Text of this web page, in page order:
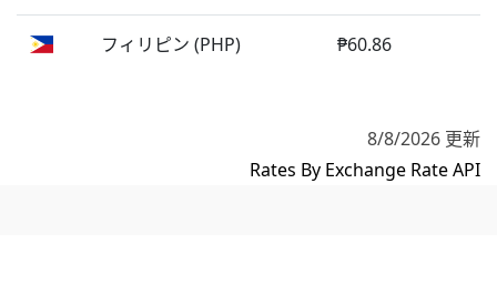
フィリピン (PHP) ₱60.86
8/8/2026 更新
Rates By Exchange Rate API